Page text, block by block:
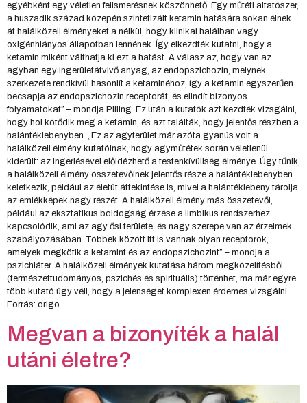
egyébként egy véletlen felismerésnek köszönhető. Egy műtéti altatószer,
a huszadik század közepén szintetizált ketamin hatására sokan élnek
át halálközeli élményeket a nélkül, hogy klinikai halálban vagy
oxigénhiányos állapotban lennének. Így elkezdték kutatni, hogy a
ketamin miként válthatja ki ezt a hatást. A válasz az, hogy van az
agyban egy ingerületátvivő anyag, az endopszichozin, melynek
szerkezete rendkívül hasonlít a ketaminéhoz, így a ketamin egyszerűen
becsapja az endopszichozin receptorát, és elindít bizonyos
folyamatokat” – mondja Pilling. Ez után a kutatók azt kezdték vizsgálni,
hogy hol kötődik meg a ketamin, és azt találták, hogy jelentős részben a
halántéklebenyben. „Ez az agyterület már azóta gyanús volt a
halálközeli élmény kutatóinak, hogy agyműtétek során véletlenül
kiderült: az ingerlésével előidézhető a testenkívüliség élménye. Úgy tűnik,
a halálközeli élmény összetevőinek jelentős része a halántéklebenyben
keletkezik, például az életút áttekintése is, mivel a halántéklebeny tárolja
az emlékképek nagy részét. A halálközeli élmény más összetevői,
például az eksztatikus boldogság érzése a limbikus rendszerhez
kapcsolódik, ami az agy ősi területe, és nagy szerepe van az érzelmek
szabályozásában. Többek között itt is vannak olyan receptorok,
amelyek megkötik a ketamint és az endopszichozint” – mondja a
pszichiáter. A halálközeli élmények kutatása három megközelítésből
(természettudományos, pszichés és spirituális) történhet, ma már egyre
több kutató úgy véli, hogy a jelenséget komplexen érdemes vizsgálni.
Forrás: origo
Megvan a bizonyíték a halál
utáni életre?